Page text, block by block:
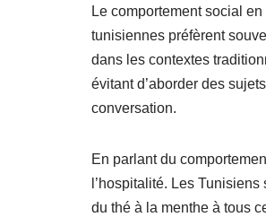
Le comportement social
tunisiennes préfèrent
dans les contextes
évitant d’aborder des
conversation.
En parlant du
l’hospitalité. Les
du thé à la menthe à tous